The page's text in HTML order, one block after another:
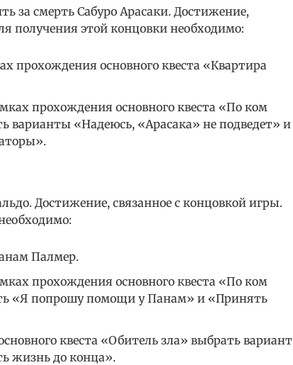
за смерть Сабуро Арасаки. Достижение,
получения этой концовки необходимо:
прохождения основного квеста «Квартира
прохождения основного квеста «По ком
варианты «Надеюсь, «Арасака» не подведет» и
Достижение, связанное с концовкой игры.
Палмер.
прохождения основного квеста «По ком
«Я попрошу помощи у Панам» и «Принять
квеста «Обитель зла» выбрать вариант
жизнь до конца».